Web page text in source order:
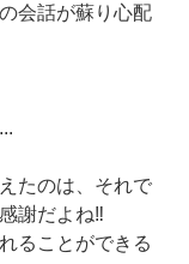
会話が蘇り心配
たのは、それで
謝だよね‼️
ることができる